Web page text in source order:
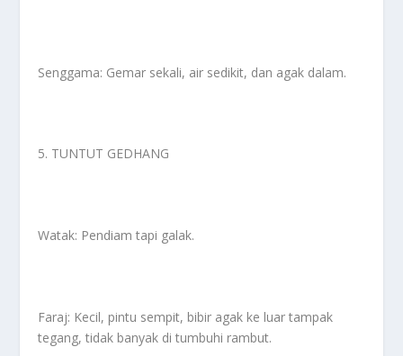
Senggama: Gemar sekali, air sedikit, dan agak dalam.
5. TUNTUT GEDHANG
Watak: Pendiam tapi galak.
Faraj: Kecil, pintu sempit, bibir agak ke luar tampak
tegang, tidak banyak di tumbuhi rambut.